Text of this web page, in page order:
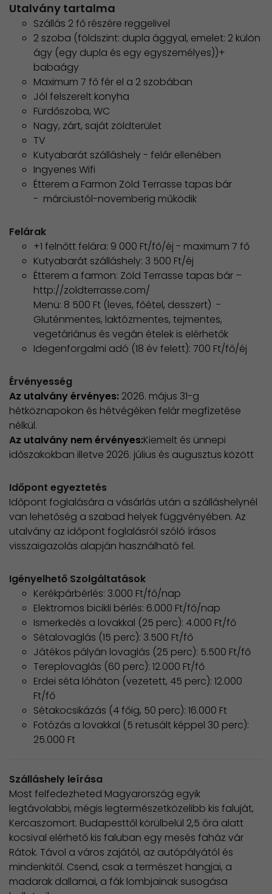
Utalvány tartalma
Szállás 2 fő részére reggelivel
2 szoba (földszint: dupla ággyal, emelet: 2 külön
ágy (egy dupla és egy egyszemélyes))+
babaágy
Maximum 7 fő fér el a 2 szobában
Jól felszerelt konyha
Fürdőszoba, WC
Nagy, zárt, saját zöldterület
TV
Kutyabarát szálláshely - felár ellenében
Ingyenes Wifi
Étterem a Farmon Zöld Terrasse tapas bár
- márciustól-novemberig működik
Felárak
+1 felnőtt felára: 9 000 Ft/fő/éj - maximum 7 fő
Kutyabarát szálláshely: 3 500 Ft/éj
Étterem a farmon: Zöld Terrasse tapas bár –
http://zoldterrasse.com/
Menü: 8 500 Ft (leves, főétel, desszert) -
Gluténmentes, laktózmentes, tejmentes,
vegetáriánus és vegán ételek is elérhetők
Idegenforgalmi adó (18 év felett): 700 Ft/fő/éj
Érvényesség
Az utalvány érvényes: 2026. május 31-g
hétköznapokon és hétvégéken felár megfizetése
nélkül.
Az utalvány nem érvényes:Kiemelt és ünnepi
időszakokban illetve 2026. július és augusztus között
Időpont egyeztetés
Időpont foglalására a vásárlás után a szálláshelynél
van lehetőség a szabad helyek függvényében. Az
utalvány az időpont foglalásról szóló írásos
visszaigazolás alapján használható fel.
Igényelhető Szolgáltatások
Kerékpárbérlés: 3.000 Ft/fő/nap
Elektromos bicikli bérlés: 6.000 Ft/fő/nap
Ismerkedés a lovakkal (25 perc): 4.000 Ft/fő
Sétalovaglás (15 perc): 3.500 Ft/fő
Játékos pályán lovaglás (25 perc): 5.500 Ft/fő
Tereplovaglás (60 perc): 12.000 Ft/fő
Erdei séta lóháton (vezetett, 45 perc): 12.000
Ft/fő
Sétakocsikázás (4 főig, 50 perc): 16.000 Ft
Fotózás a lovakkal (5 retusált képpel 30 perc):
25.000 Ft
Szálláshely leírása
Most felfedezheted Magyarország egyik
legtávolabbi, mégis legtermészetközelibb kis faluját,
Kercaszomort. Budapesttől körülbelül 2,5 óra alatt
kocsival elérhető kis faluban egy mesés faház vár
Rátok. Távol a város zajától, az autópályától és
mindenkitől. Csend, csak a természet hangjai, a
madarak dallamai, a fák lombjainak susogása